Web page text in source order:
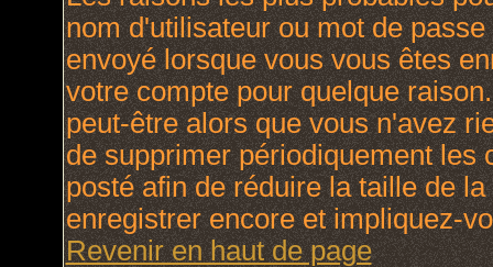
nom d'utilisateur ou mot de
envoyé lorsque vous vous êtes
votre compte pour quelque
peut-être alors que vous n'avez
de supprimer périodiquement les
posté afin de réduire la taille de
enregistrer encore et impliquez-
Revenir en haut de page